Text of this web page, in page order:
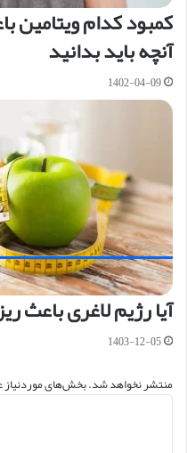
کمبود کدام ویتامین
آنچه باید بدانید
1402-04-09
آیا رژیم لاغری
1403-12-05
منتشر نخواهد شد.بخش‌های موردنیاز
د